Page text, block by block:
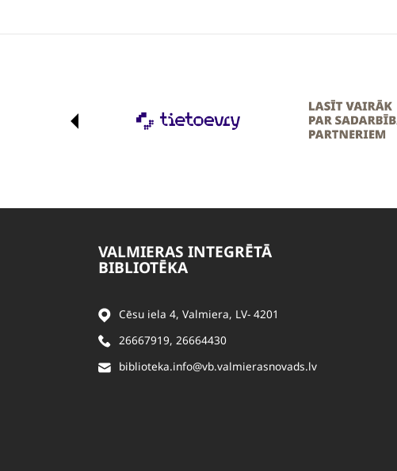
VALMIERAS INTEGRĒTĀ
BIBLIOTĒKA
Cēsu iela 4, Valmiera, LV- 4201
26667919, 26664430
biblioteka.info@vb.valmierasnovads.lv